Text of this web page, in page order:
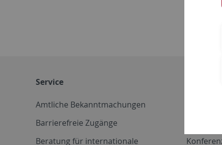
Service
Amtliche Bekanntmachungen
Barrierefreie Zugänge
Beratung für internationale